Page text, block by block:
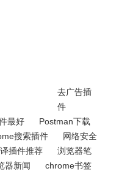
去广告插
件
最好
Postman下载
搜索插件
网络安全
插件推荐
浏览器笔
器新闻
chrome书签